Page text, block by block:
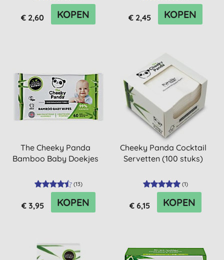
€ 2,60 KOPEN € 2,45 KOPEN
The Cheeky Panda
Bamboo Baby Doekjes
(13)
€ 3,95 KOPEN
Cheeky Panda Cocktail
Servetten (100 stuks)
(1)
€ 6,15 KOPEN